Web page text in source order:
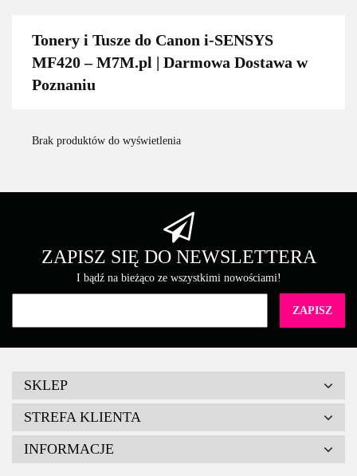
Tonery i Tusze do Canon i-SENSYS
MF420 – M7M.pl | Darmowa Dostawa w
Poznaniu
Brak produktów do wyświetlenia
ZAPISZ SIĘ DO NEWSLETTERA
I bądź na bieżąco ze wszystkimi nowościami!
SKLEP
STREFA KLIENTA
INFORMACJE